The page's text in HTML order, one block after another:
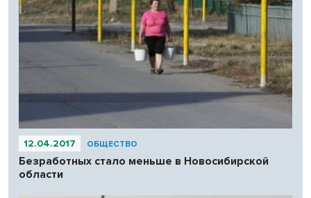
12.04.2017 ОБЩЕСТВО
Безработных стало меньше в Новосибирской
области